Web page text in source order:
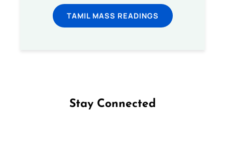
TAMIL MASS READINGS
Stay Connected